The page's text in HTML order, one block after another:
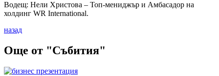
Водещ: Нели Христова – Топ-мениджър и Амбасадор на
холдинг WR International.
назад
Още от "Събития"